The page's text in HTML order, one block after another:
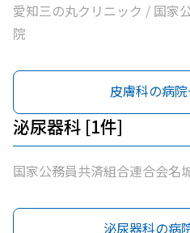
愛知三の丸クリニック / 国家
院
皮膚科の病
泌尿器科 [1件]
国家公務員共済組合連合会名
泌尿器科の病